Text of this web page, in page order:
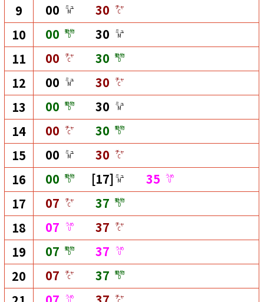
9 00 ミュ
M 30 チャ
C
10 00 動物
D 30 ミュ
M
11 00 チャ
C 30 動物
D
12 00 ミュ
M 30 チャ
C
13 00 動物
D 30 ミュ
M
14 00 チャ
C 30 動物
D
15 00 ミュ
M 30 チャ
C
16 00 動物
D [17] ミュ
M 35 うめ
U
17 07 チャ
C 37 動物
D
18 07 うめ
U 37 チャ
C
19 07 動物
D 37 うめ
U
20 07 チャ
C 37 動物
D
うめ チャ